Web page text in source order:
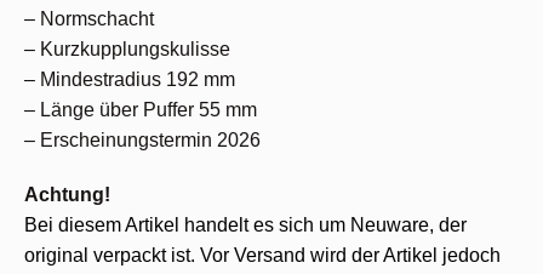
– Normschacht
– Kurzkupplungskulisse
– Mindestradius 192 mm
– Länge über Puffer 55 mm
– Erscheinungstermin 2026
Achtung!
Bei diesem Artikel handelt es sich um Neuware, der
original verpackt ist. Vor Versand wird der Artikel jedoch